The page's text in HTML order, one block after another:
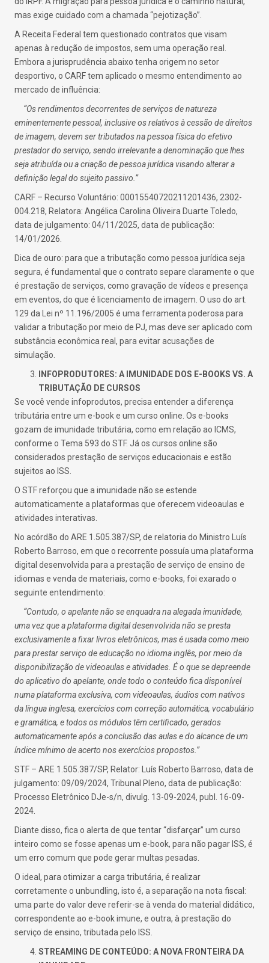
mas exige cuidado com a chamada “pejotização”.
A Receita Federal tem questionado contratos que visam
apenas à redução de impostos, sem uma operação real.
Embora a jurisprudência abaixo tenha origem no setor
desportivo, o CARF tem aplicado o mesmo entendimento ao
mercado de influência:
“Os rendimentos decorrentes de serviços de natureza
eminentemente pessoal, inclusive os relativos à cessão de direitos
de imagem, devem ser tributados na pessoa física do efetivo
prestador do serviço, sendo irrelevante a denominação que lhes
seja atribuída ou a criação de pessoa jurídica visando alterar a
definição legal do sujeito passivo.”
CARF – Recurso Voluntário: 00015540720211201436, 2302-
004.218, Relatora: Angélica Carolina Oliveira Duarte Toledo,
data de julgamento: 04/11/2025, data de publicação:
14/01/2026.
Dica de ouro: para que a tributação como pessoa jurídica seja
segura, é fundamental que o contrato separe claramente o que
é prestação de serviços, como gravação de vídeos e presença
em eventos, do que é licenciamento de imagem. O uso do art.
129 da Lei nº 11.196/2005 é uma ferramenta poderosa para
validar a tributação por meio de PJ, mas deve ser aplicado com
substância econômica real, para evitar acusações de
simulação.
INFOPRODUTORES: A IMUNIDADE DOS E-BOOKS VS. A
TRIBUTAÇÃO DE CURSOS
Se você vende infoprodutos, precisa entender a diferença
tributária entre um e-book e um curso online. Os e-books
gozam de imunidade tributária, como em relação ao ICMS,
conforme o Tema 593 do STF. Já os cursos online são
considerados prestação de serviços educacionais e estão
sujeitos ao ISS.
O STF reforçou que a imunidade não se estende
automaticamente a plataformas que oferecem videoaulas e
atividades interativas.
No acórdão do ARE 1.505.387/SP, de relatoria do Ministro Luís
Roberto Barroso, em que o recorrente possuía uma plataforma
digital desenvolvida para a prestação de serviço de ensino de
idiomas e venda de materiais, como e-books, foi exarado o
seguinte entendimento:
“Contudo, o apelante não se enquadra na alegada imunidade,
uma vez que a plataforma digital desenvolvida não se presta
exclusivamente a fixar livros eletrônicos, mas é usada como meio
para prestar serviço de educação no idioma inglês, por meio da
disponibilização de videoaulas e atividades. É o que se depreende
do aplicativo do apelante, onde todo o conteúdo fica disponível
numa plataforma exclusiva, com videoaulas, áudios com nativos
da língua inglesa, exercícios com correção automática, vocabulário
e gramática, e todos os módulos têm certificado, gerados
automaticamente após a conclusão das aulas e do alcance de um
índice mínimo de acerto nos exercícios propostos.”
STF – ARE 1.505.387/SP, Relator: Luís Roberto Barroso, data de
julgamento: 09/09/2024, Tribunal Pleno, data de publicação:
Processo Eletrônico DJe-s/n, divulg. 13-09-2024, publ. 16-09-
2024.
Diante disso, fica o alerta de que tentar “disfarçar” um curso
inteiro como se fosse apenas um e-book, para não pagar ISS, é
um erro comum que pode gerar multas pesadas.
O ideal, para otimizar a carga tributária, é realizar
corretamente o unbundling, isto é, a separação na nota fiscal:
uma parte do valor deve referir-se à venda do material didático,
correspondente ao e-book imune, e outra, à prestação do
serviço de ensino, tributada pelo ISS.
STREAMING DE CONTEÚDO: A NOVA FRONTEIRA DA